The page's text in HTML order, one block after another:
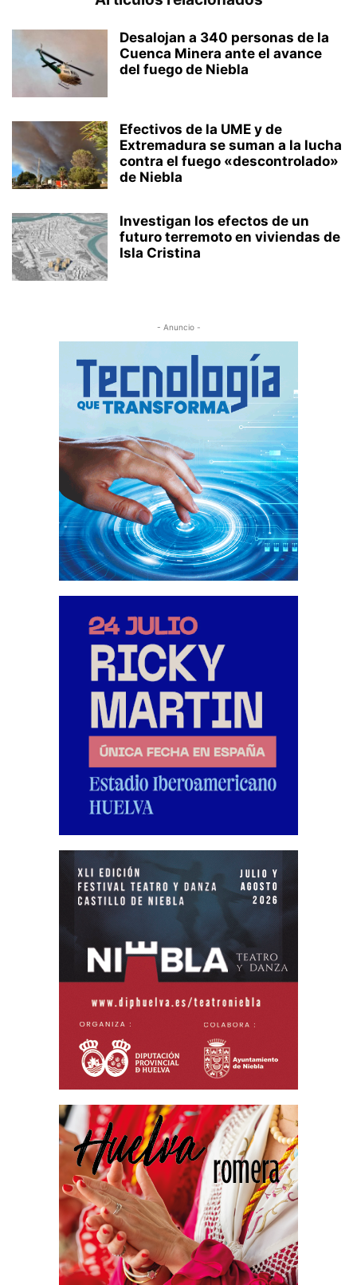
Desalojan a 340 personas de la
Cuenca Minera ante el avance
del fuego de Niebla
Efectivos de la UME y de
Extremadura se suman a la lucha
contra el fuego «descontrolado»
de Niebla
Investigan los efectos de un
futuro terremoto en viviendas de
Isla Cristina
- Anuncio -